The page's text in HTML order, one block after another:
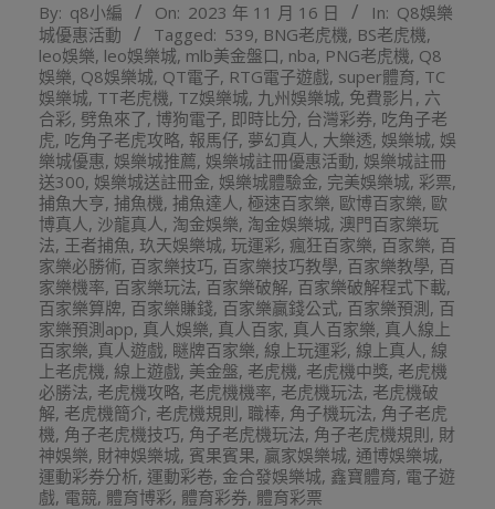
11-
16
By: q8小編 On: 2023 年 11 月 16 日 In: Q8娛樂
城優惠活動
Tagged: 539, BNG老虎機, BS老虎機,
leo娛樂, leo娛樂城, mlb美金盤口, nba, PNG老虎機, Q8
娛樂, Q8娛樂城, QT電子, RTG電子遊戲, super體育, TC
娛樂城, TT老虎機, TZ娛樂城, 九州娛樂城, 免費影片 , 六
合彩, 劈魚來了, 博狗電子, 即時比分, 台灣彩券, 吃角子老
虎, 吃角子老虎攻略, 報馬仔, 夢幻真人, 大樂透, 娛樂城, 娛
樂城優惠, 娛樂城推薦, 娛樂城註冊優惠活動, 娛樂城註冊
送300, 娛樂城送註冊金, 娛樂城體驗金, 完美娛樂城, 彩票,
捕魚大亨, 捕魚機, 捕魚達人, 極速百家樂, 歐博百家樂, 歐
博真人, 沙龍真人, 淘金娛樂, 淘金娛樂城, 澳門百家樂玩
法, 王者捕魚, 玖天娛樂城, 玩運彩, 瘋狂百家樂, 百家樂, 百
家樂必勝術, 百家樂技巧, 百家樂技巧教學, 百家樂教學, 百
家樂機率, 百家樂玩法, 百家樂破解, 百家樂破解程式下載,
百家樂算牌, 百家樂賺錢, 百家樂贏錢公式, 百家樂預測 , 百
家樂預測app, 真人娛樂, 真人百家, 真人百家樂, 真人線上
百家樂, 真人遊戲, 瞇牌百家樂, 線上玩運彩, 線上真人, 線
上老虎機, 線上遊戲, 美金盤, 老虎機, 老虎機中獎, 老虎機
必勝法, 老虎機攻略, 老虎機機率, 老虎機玩法, 老虎機破
解, 老虎機簡介, 老虎機規則, 職棒, 角子機玩法, 角子老虎
機, 角子老虎機技巧, 角子老虎機玩法, 角子老虎機規則, 財
神娛樂, 財神娛樂城, 賓果賓果, 贏家娛樂城, 通博娛樂城,
運動彩券分析, 運動彩卷, 金合發娛樂城, 鑫寶體育, 電子遊
戲, 電競, 體育博彩, 體育彩券, 體育彩票